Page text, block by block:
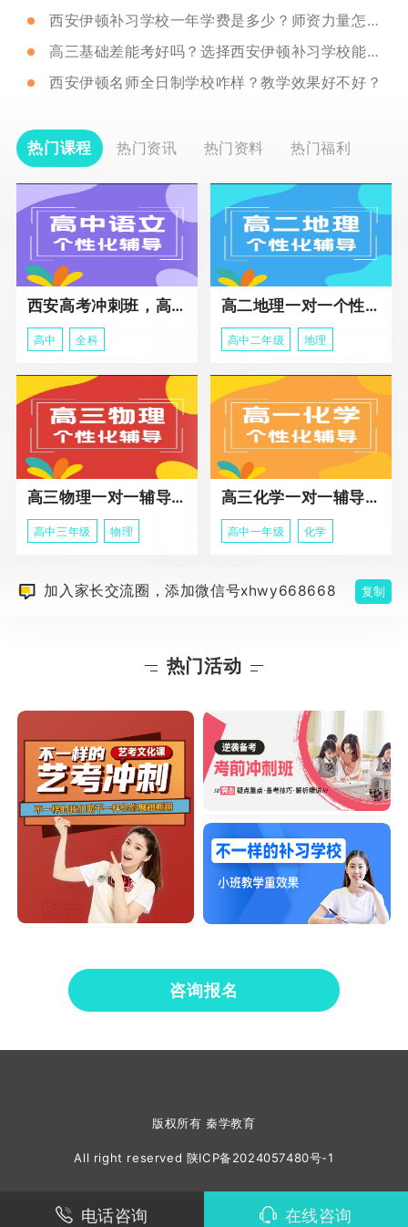
西安伊顿补习学校一年学费是多少？师资力量怎么样？
高三基础差能考好吗？选择西安伊顿补习学校能提升成绩吗？
西安伊顿名师全日制学校咋样？教学效果好不好？
热门课程 热门资讯 热门资料 热门福利
西安高考冲刺班，高三全科辅导
高中 全科
高二地理一对一个性化冲刺辅导课程
高中二年级 地理
高三物理一对一辅导课程
高中三年级 物理
高三化学一对一辅导课程
高中一年级 化学
加入家长交流圈，添加微信号xhwy668668 复制
热门活动
咨询报名
版权所有 秦学教育
All right reserved 陕ICP备2024057480号-1
电话咨询 在线咨询